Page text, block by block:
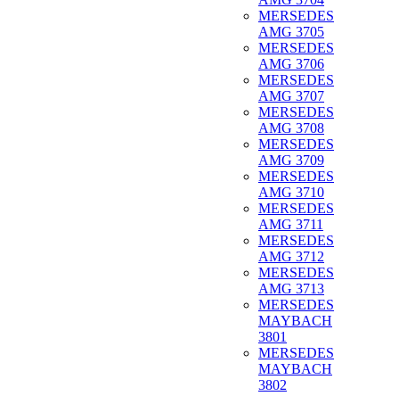
MERSEDES
AMG 3705
MERSEDES
AMG 3706
MERSEDES
AMG 3707
MERSEDES
AMG 3708
MERSEDES
AMG 3709
MERSEDES
AMG 3710
MERSEDES
AMG 3711
MERSEDES
AMG 3712
MERSEDES
AMG 3713
MERSEDES
MAYBACH
3801
MERSEDES
MAYBACH
3802